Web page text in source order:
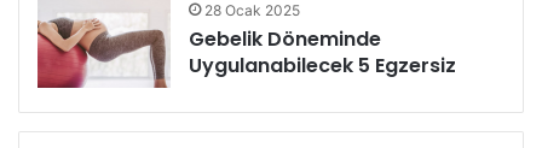
28 Ocak 2025
Gebelik Döneminde
Uygulanabilecek 5 Egzersiz